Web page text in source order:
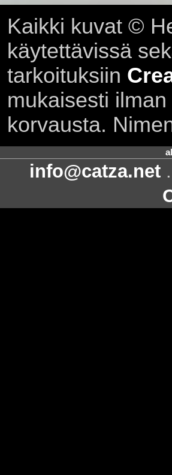
Kaikki kuvat ©
käytettävissä
tarkoituksiin
mukaisesti
korvausta.
info@catza.net